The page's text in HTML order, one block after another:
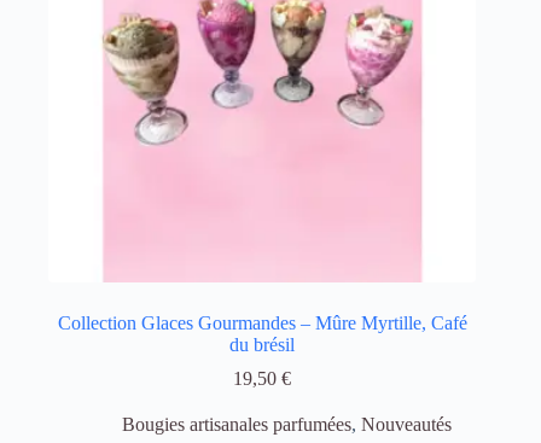
Collection Glaces Gourmandes – Mûre Myrtille, Café
du brésil
19,50€
Bougies artisanales parfumées, Nouveautés